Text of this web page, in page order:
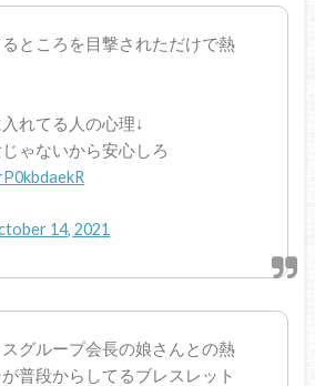
ところを目撃されただけで熱
れてる人の心理↓
ゃないから安心しろ
14, 2021
グループ会長の娘さんとの熱
普段からしてるブレスレット